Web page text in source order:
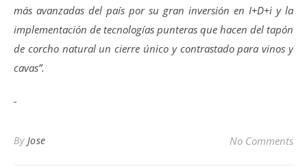
más avanzadas del país por su gran inversión en I+D+i y la
implementación de tecnologías punteras que hacen del tapón
de corcho natural un cierre único y contrastado para vinos y
cavas”.
By Jose No Comments